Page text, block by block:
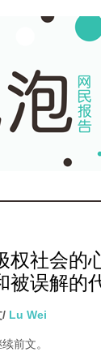
权社会的
被误解的
/ Lu Wei
前文。